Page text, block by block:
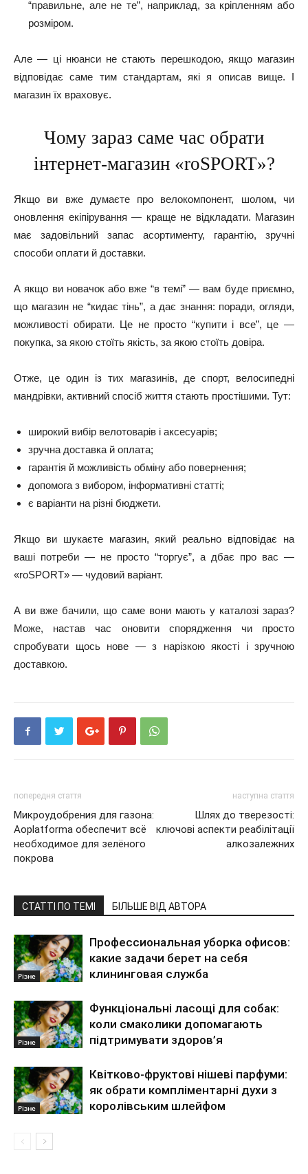
“правильне, але не те”, наприклад, за кріпленням або
розміром.
Але — ці нюанси не стають перешкодою, якщо магазин
відповідає саме тим стандартам, які я описав вище. І
магазин їх враховує.
Чому зараз саме час обрати
інтернет-магазин «roSPORT»?
Якщо ви вже думаєте про велокомпонент, шолом, чи
оновлення екіпірування — краще не відкладати. Магазин
має задовільний запас асортименту, гарантію, зручні
способи оплати й доставки.
А якщо ви новачок або вже “в темі” — вам буде приємно,
що магазин не “кидає тінь”, а дає знання: поради, огляди,
можливості обирати. Це не просто “купити і все”, це —
покупка, за якою стоїть якість, за якою стоїть довіра.
Отже, це один із тих магазинів, де спорт, велосипедні
мандрівки, активний спосіб життя стають простішими. Тут:
широкий вибір велотоварів і аксесуарів;
зручна доставка й оплата;
гарантія й можливість обміну або повернення;
допомога з вибором, інформативні статті;
є варіанти на різні бюджети.
Якщо ви шукаєте магазин, який реально відповідає на
ваші потреби — не просто “торгує”, а дбає про вас —
«roSPORT» — чудовий варіант.
А ви вже бачили, що саме вони мають у каталозі зараз?
Може, настав час оновити спорядження чи просто
спробувати щось нове — з нарізкою якості і зручною
доставкою.
попередня стаття
Микроудобрения для газона:
Аoplatforma обеспечит всё
необходимое для зелёного
покрова
наступна стаття
Шлях до тверезості:
ключові аспекти реабілітації
алкозалежних
СТАТТІ ПО ТЕМІ БІЛЬШЕ ВІД АВТОРА
Різне
Профессиональная уборка офисов:
какие задачи берет на себя
клининговая служба
Різне
Функціональні ласощі для собак:
коли смаколики допомагають
підтримувати здоров’я
Різне
Квітково-фруктові нішеві парфуми:
як обрати компліментарні духи з
королівським шлейфом